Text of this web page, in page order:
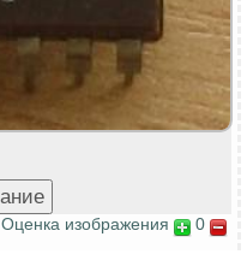
Оценка изображения 0